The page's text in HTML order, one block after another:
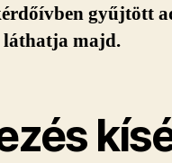
gyűjtött
majd.